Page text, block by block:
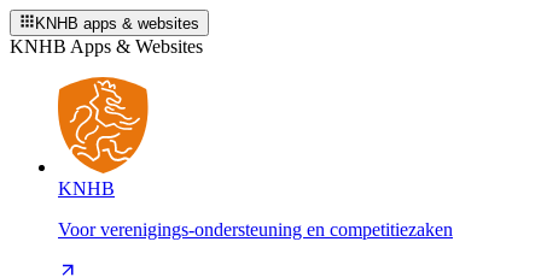
KNHB apps & websites
KNHB Apps & Websites
KNHB
Voor verenigings-ondersteuning en competitiezaken